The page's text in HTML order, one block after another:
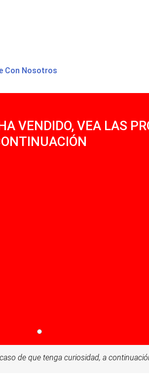
Con Nosotros
VENDIDO, VEA LAS
de que tenga curiosidad, a